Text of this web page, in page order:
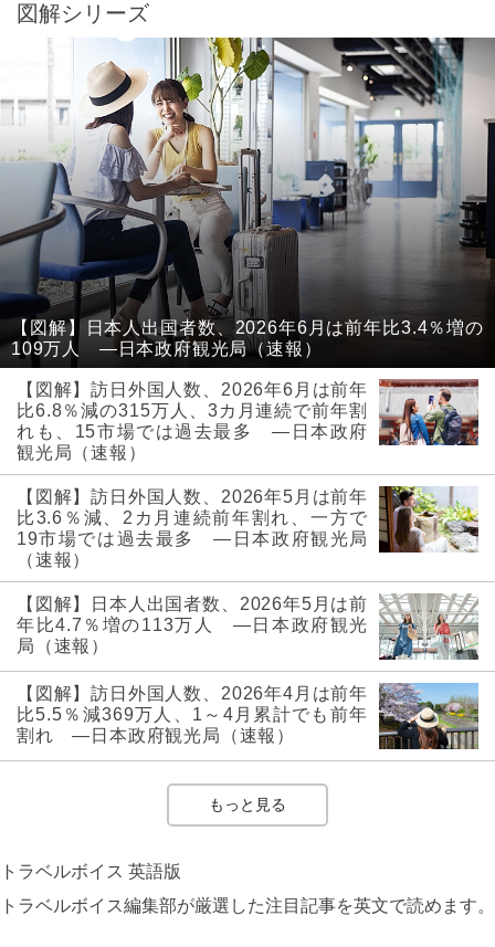
図解シリーズ
【図解】日本人出国者数、2026年6月は前年比3.4％増の
109万人 ―日本政府観光局（速報）
【図解】訪日外国人数、2026年6月は前年
比6.8％減の315万人、3カ月連続で前年割
れも、15市場では過去最多 ―日本政府
観光局（速報）
【図解】訪日外国人数、2026年5月は前年
比3.6％減、2カ月連続前年割れ、一方で
19市場では過去最多 ―日本政府観光局
（速報）
【図解】日本人出国者数、2026年5月は前
年比4.7％増の113万人 ―日本政府観光
局（速報）
【図解】訪日外国人数、2026年4月は前年
比5.5％減369万人、1～4月累計でも前年
割れ ―日本政府観光局（速報）
もっと見る
トラベルボイス 英語版
トラベルボイス編集部が厳選した注目記事を英文で読めます。